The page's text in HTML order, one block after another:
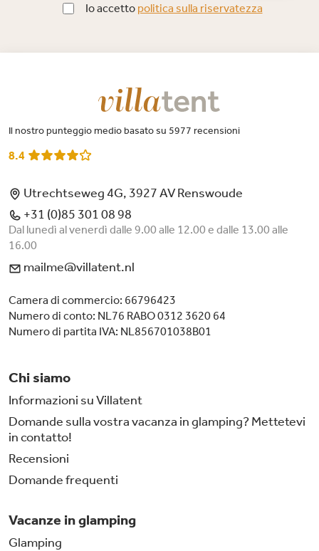
Io accetto politica sulla riservatezza
Il nostro punteggio medio basato su 5977 recensioni
8.4
Utrechtseweg 4G, 3927 AV Renswoude
+31 (0)85 301 08 98
Dal lunedì al venerdì dalle 9.00 alle 12.00 e dalle 13.00 alle
16.00
mailme@villatent.nl
Camera di commercio: 66796423
Numero di conto: NL76 RABO 0312 3620 64
Numero di partita IVA: NL856701038B01
Chi siamo
Informazioni su Villatent
Domande sulla vostra vacanza in glamping? Mettetevi
in contatto!
Recensioni
Domande frequenti
Vacanze in glamping
Glamping